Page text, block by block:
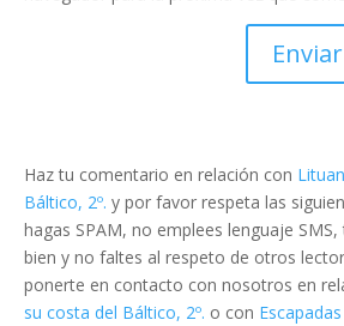
Haz tu comentario en relación con
Báltico, 2º. y por favor respeta las
hagas SPAM, no emplees lenguaje
bien y no faltes al respeto de otros
ponerte en contacto con nosotros en
su costa del Báltico, 2º. o con